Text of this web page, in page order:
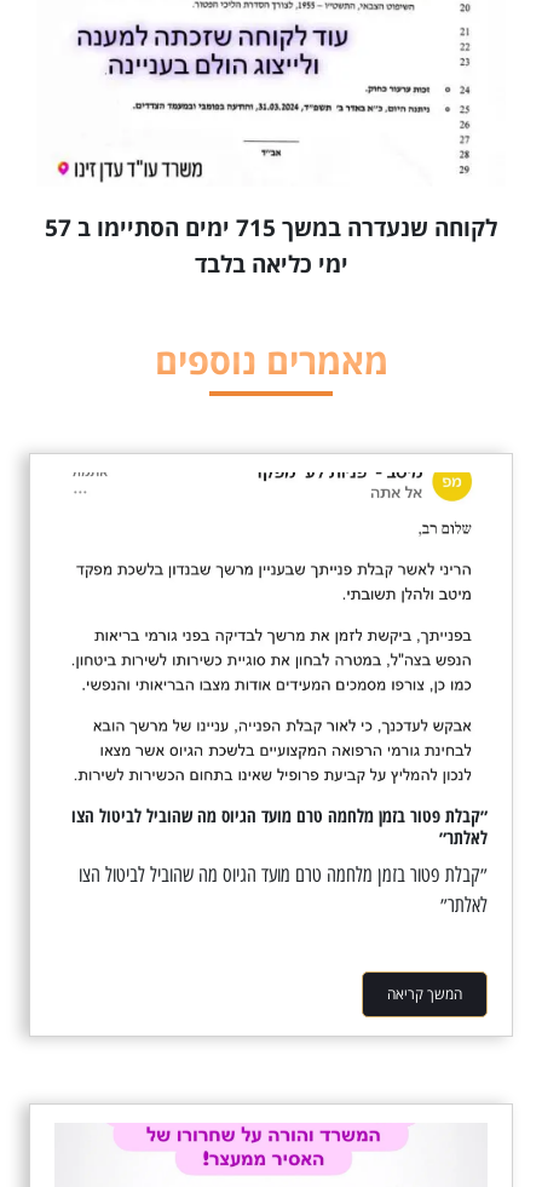
לקוחה שנעדרה במשך 715 ימים הסתיימו ב 57
ימי כליאה בלבד
מאמרים נוספים
״קבלת פטור בזמן מלחמה טרם מועד הגיוס מה שהוביל לביטול הצו
לאלתר״
״קבלת פטור בזמן מלחמה טרם מועד הגיוס מה שהוביל לביטול הצו
לאלתר״
המשך קריאה